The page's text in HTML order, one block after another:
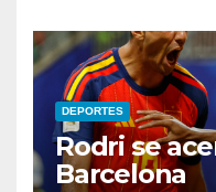
DEPORTES
Rodri se
Barcelona